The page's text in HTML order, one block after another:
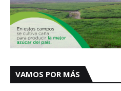
VAMOS POR MÁS